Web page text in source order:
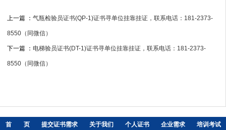
上一篇 ： 气瓶检验员证书(QP-1)证书寻单位挂靠挂证，联系电话：181-2373-
8550（同微信）
下一篇 ： 电梯验员证书(DT-1)证书寻单位挂靠挂证，联系电话：181-2373-
8550（同微信）
首 页 提交证书需求 关于我们 个人证书 企业需求 培训考试